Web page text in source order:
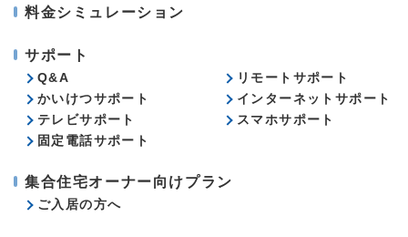
料金シミュレーション
サポート
Q&A
リモートサポート
かいけつサポート
インターネットサポート
テレビサポート
スマホサポート
固定電話サポート
集合住宅オーナー向けプラン
ご入居の方へ